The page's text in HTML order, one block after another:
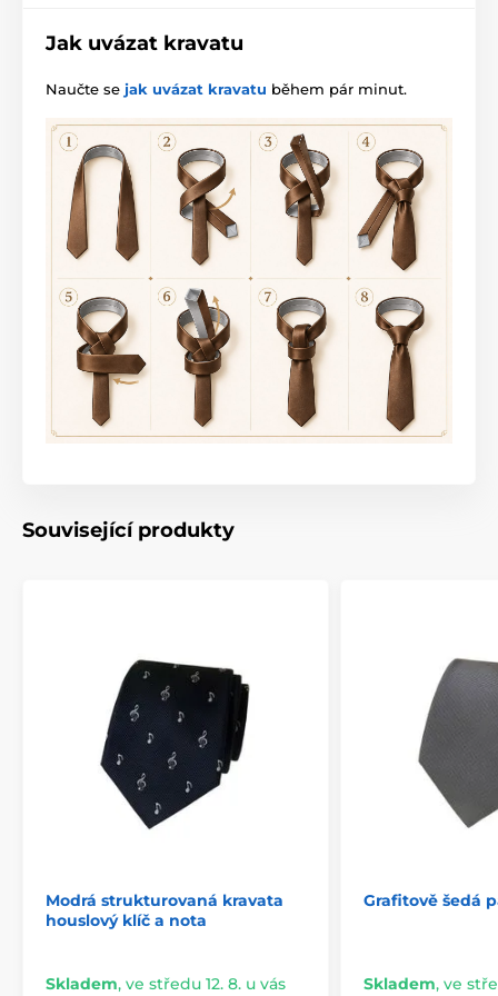
Jak uvázat kravatu
Naučte se jak uvázat kravatu během pár minut.
Související produkty
Modrá strukturovaná kravata
houslový klíč a nota
Skladem, ve středu 12. 8. u vás
Grafitově šedá
Skladem, ve